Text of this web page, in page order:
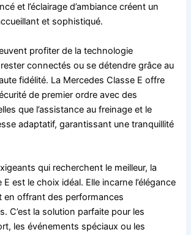
et l’éclairage d’ambiance créent un
et sophistiqué.
profiter de la technologie
connectés ou se détendre grâce au
fidélité. La Mercedes Classe E offre
de premier ordre avec des
que l’assistance au freinage et le
adaptatif, garantissant une tranquillité
qui recherchent le meilleur, la
est le choix idéal. Elle incarne l’élégance
en offrant des performances
C’est la solution parfaite pour les
les événements spéciaux ou les